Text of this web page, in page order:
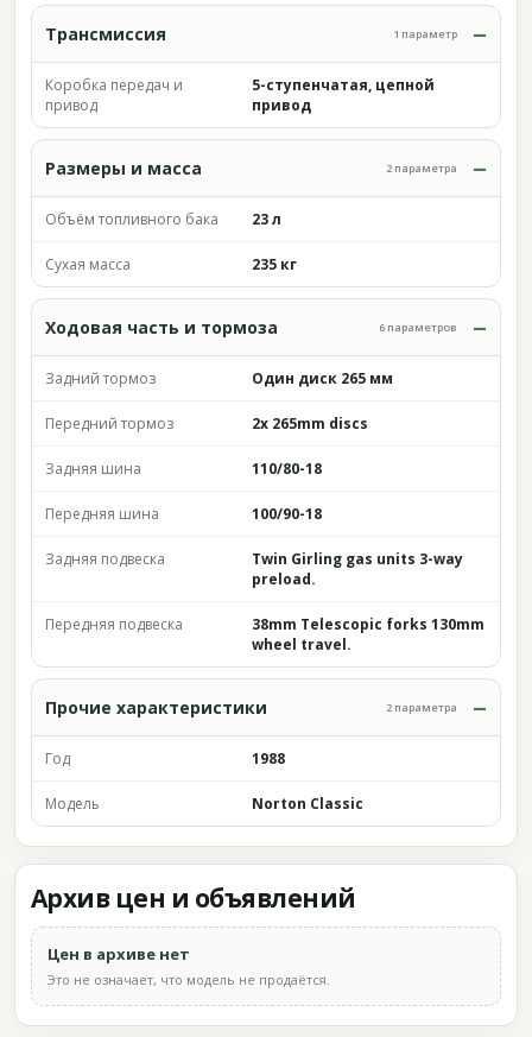
Трансмиссия 1 параметр
Коробка передач и
привод
5-ступенчатая, цепной
привод
Размеры и масса 2 параметра
Объём топливного бака 23 л
Сухая масса 235 кг
Ходовая часть и тормоза 6 параметров
Задний тормоз Один диск 265 мм
Передний тормоз 2x 265mm discs
Задняя шина 110/80-18
Передняя шина 100/90-18
Задняя подвеска
Twin Girling gas units 3-way
preload.
Передняя подвеска
38mm Telescopic forks 130mm
wheel travel.
Прочие характеристики 2 параметра
Год 1988
Модель Norton Classic
Архив цен и объявлений
Цен в архиве нет
Это не означает, что модель не продаётся.